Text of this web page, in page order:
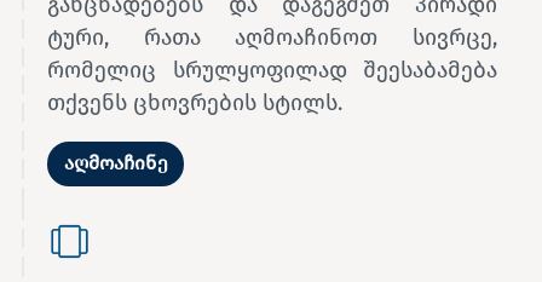
ტური, რათა აღმოაჩინოთ სივრცე,
რომელიც სრულყოფილად შეესაბამება
თქვენს ცხოვრების სტილს.
აღმოაჩინე